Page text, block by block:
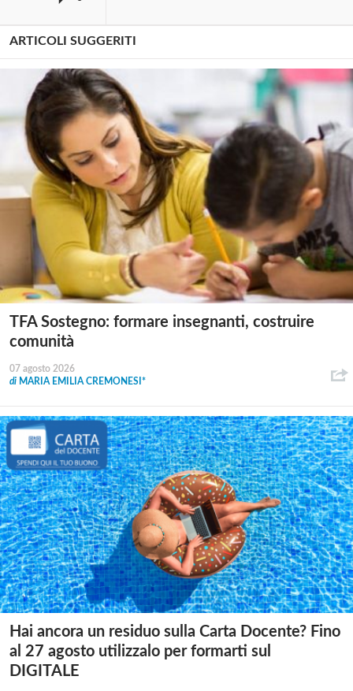
ARTICOLI SUGGERITI
TFA Sostegno: formare insegnanti, costruire
comunità
07 agosto 2026
di MARIA EMILIA CREMONESI*
Hai ancora un residuo sulla Carta Docente? Fino
al 27 agosto utilizzalo per formarti sul
DIGITALE